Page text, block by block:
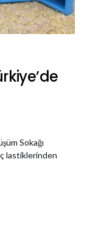
Sokağı
lastiklerinden